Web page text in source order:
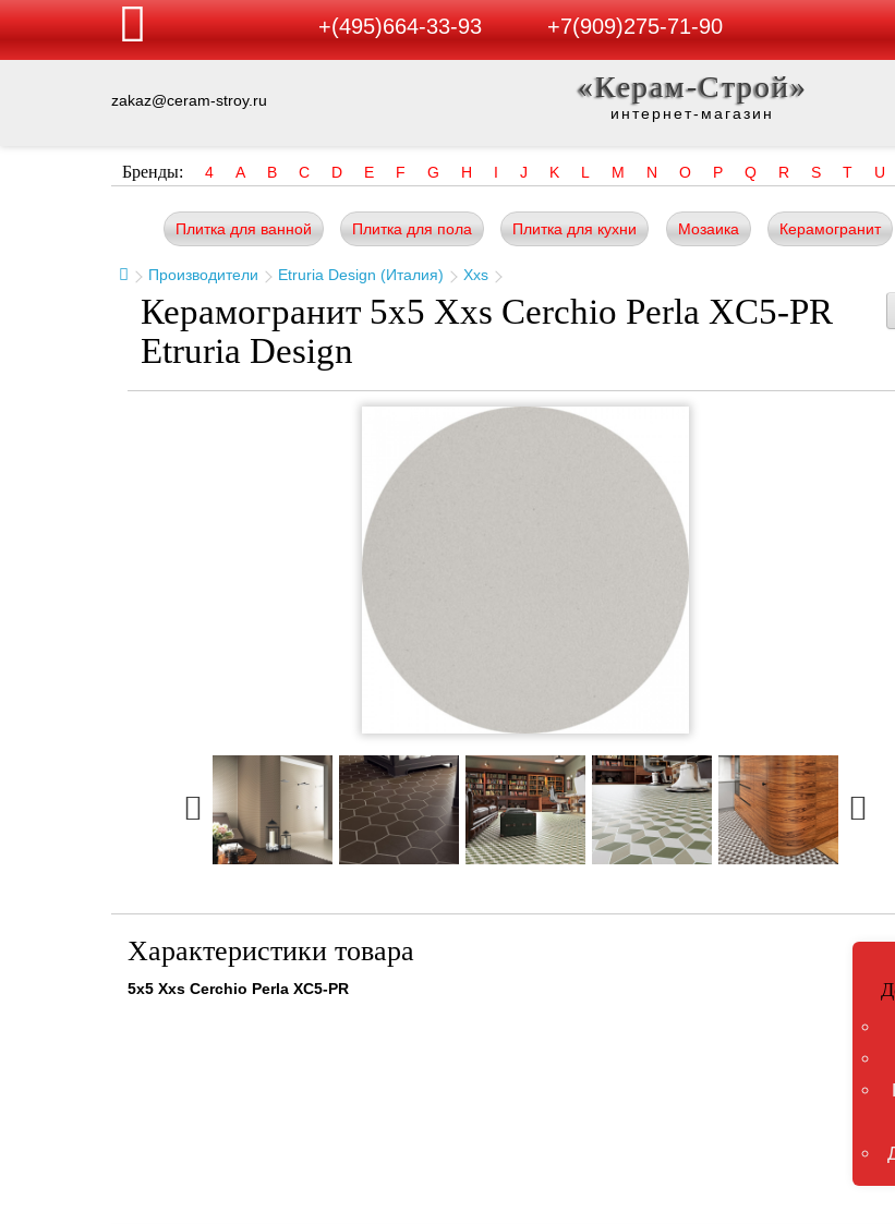
+(495)664-33-93 +7(909)275-71-90
zakaz@ceram-stroy.ru «Керам-Строй»
интернет-магазин
Бренды: 4 A B C D E F G H I J K L M N O P Q R S T U
Плитка для ванной Плитка для пола Плитка для кухни Мозаика Керамогранит
Производители Etruria Design (Италия) Xxs
Керамогранит 5x5 Xxs Cerchio Perla XC5-PR
Etruria Design
Характеристики товара
5x5 Xxs Cerchio Perla XC5-PR